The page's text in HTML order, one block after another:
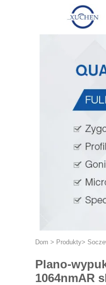
Dom > Produkty>
Plano-
1064nmAR